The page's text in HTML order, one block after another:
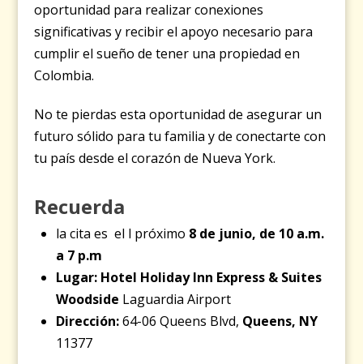
oportunidad para realizar conexiones
significativas y recibir el apoyo necesario para
cumplir el sueño de tener una propiedad en
Colombia.
No te pierdas esta oportunidad de asegurar un
futuro sólido para tu familia y de conectarte con
tu país desde el corazón de Nueva York.
Recuerda
la cita es el l próximo 8 de junio, de 10 a.m.
a 7 p.m
Lugar: Hotel Holiday Inn Express & Suites
Woodside Laguardia Airport
Dirección:64-06 Queens Blvd, Queens, NY
11377